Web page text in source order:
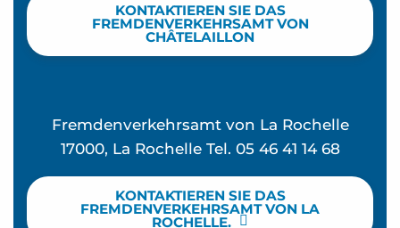
KONTAKTIEREN SIE DAS
FREMDENVERKEHRSAMT VON
CHÂTELAILLON
Fremdenverkehrsamt von La Rochelle
17000, La Rochelle Tel. 05 46 41 14 68
KONTAKTIEREN SIE DAS
FREMDENVERKEHRSAMT VON LA
ROCHELLE.